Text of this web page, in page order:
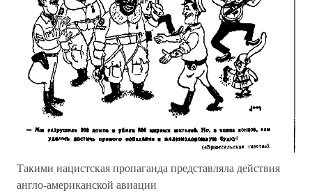
Такими нацистская пропаганда представляла действия
англо-американской авиации